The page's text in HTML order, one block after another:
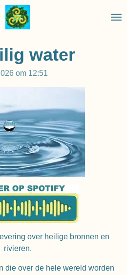
water
om 12:51
over heilige bronnen en
rivieren.
die over de hele wereld worden